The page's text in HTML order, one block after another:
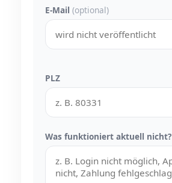
E-Mail (optional)
PLZ
Was funktioniert aktuell nicht?